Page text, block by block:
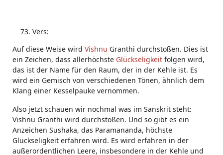
Vers:
Auf diese Weise wird Vishnu Granthi durchstoßen. Dies ist
ein Zeichen, dass allerhöchste Glückseligkeit folgen wird,
das ist der Name für den Raum, der in der Kehle ist. Es
wird ein Gemisch von verschiedenen Tönen, ähnlich dem
Klang einer Kesselpauke vernommen.
Also jetzt schauen wir nochmal was im Sanskrit steht:
Vishnu Granthi wird durchstoßen. Und so gibt es ein
Anzeichen Sushaka, das Paramananda, höchste
Glückseligkeit erfahren wird. Es wird erfahren in der
außerordentlichen Leere, insbesondere in der Kehle und